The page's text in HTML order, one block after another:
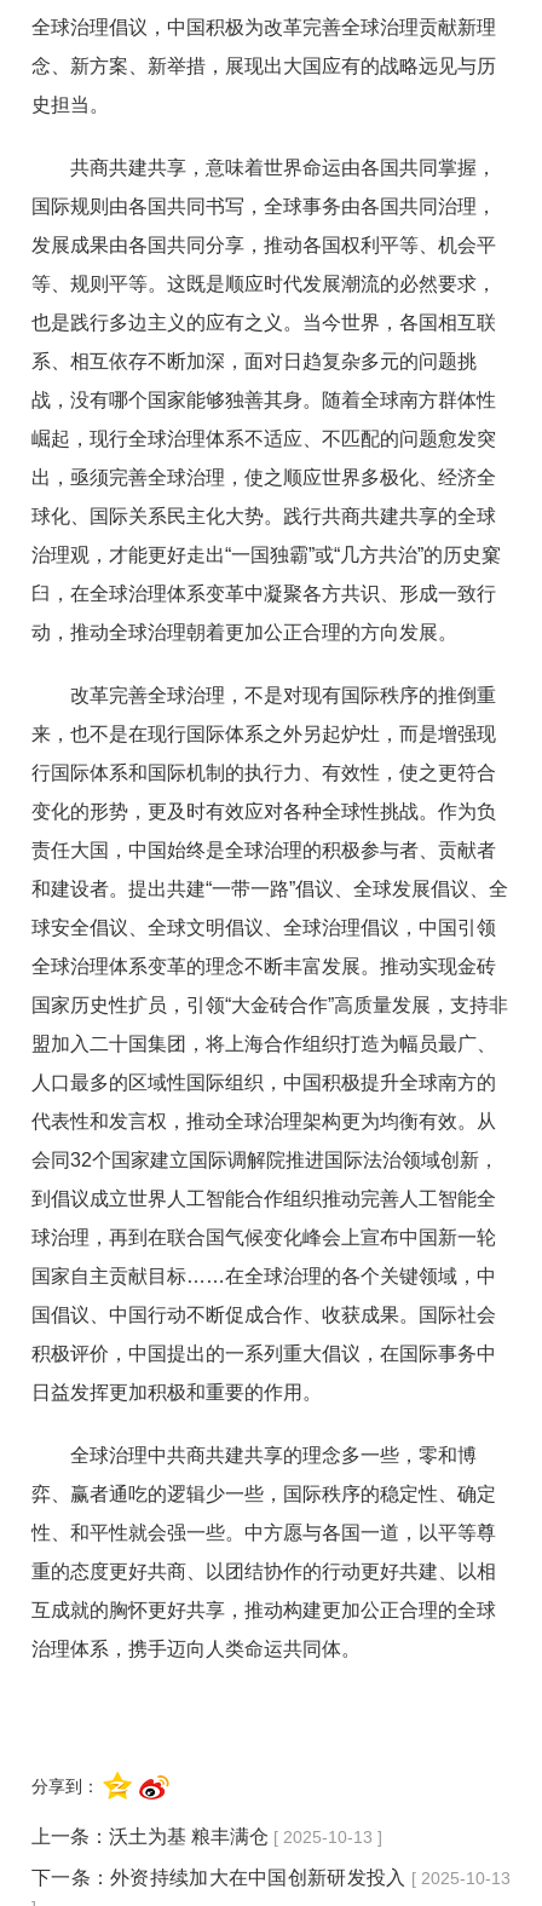
全球治理倡议，中国积极为改革完善全球治理贡献新理
念、新方案、新举措，展现出大国应有的战略远见与历
史担当。
共商共建共享，意味着世界命运由各国共同掌握，
国际规则由各国共同书写，全球事务由各国共同治理，
发展成果由各国共同分享，推动各国权利平等、机会平
等、规则平等。这既是顺应时代发展潮流的必然要求，
也是践行多边主义的应有之义。当今世界，各国相互联
系、相互依存不断加深，面对日趋复杂多元的问题挑
战，没有哪个国家能够独善其身。随着全球南方群体性
崛起，现行全球治理体系不适应、不匹配的问题愈发突
出，亟须完善全球治理，使之顺应世界多极化、经济全
球化、国际关系民主化大势。践行共商共建共享的全球
治理观，才能更好走出“一国独霸”或“几方共治”的历史窠
臼，在全球治理体系变革中凝聚各方共识、形成一致行
动，推动全球治理朝着更加公正合理的方向发展。
改革完善全球治理，不是对现有国际秩序的推倒重
来，也不是在现行国际体系之外另起炉灶，而是增强现
行国际体系和国际机制的执行力、有效性，使之更符合
变化的形势，更及时有效应对各种全球性挑战。作为负
责任大国，中国始终是全球治理的积极参与者、贡献者
和建设者。提出共建“一带一路”倡议、全球发展倡议、全
球安全倡议、全球文明倡议、全球治理倡议，中国引领
全球治理体系变革的理念不断丰富发展。推动实现金砖
国家历史性扩员，引领“大金砖合作”高质量发展，支持非
盟加入二十国集团，将上海合作组织打造为幅员最广、
人口最多的区域性国际组织，中国积极提升全球南方的
代表性和发言权，推动全球治理架构更为均衡有效。从
会同32个国家建立国际调解院推进国际法治领域创新，
到倡议成立世界人工智能合作组织推动完善人工智能全
球治理，再到在联合国气候变化峰会上宣布中国新一轮
国家自主贡献目标……在全球治理的各个关键领域，中
国倡议、中国行动不断促成合作、收获成果。国际社会
积极评价，中国提出的一系列重大倡议，在国际事务中
日益发挥更加积极和重要的作用。
全球治理中共商共建共享的理念多一些，零和博
弈、赢者通吃的逻辑少一些，国际秩序的稳定性、确定
性、和平性就会强一些。中方愿与各国一道，以平等尊
重的态度更好共商、以团结协作的行动更好共建、以相
互成就的胸怀更好共享，推动构建更加公正合理的全球
治理体系，携手迈向人类命运共同体。
分享到：
上一条：沃土为基 粮丰满仓 [ 2025-10-13 ]
下一条：外资持续加大在中国创新研发投入 [ 2025-10-13